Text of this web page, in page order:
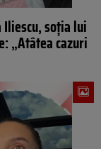
Iliescu, soția lui
„Atâtea cazuri